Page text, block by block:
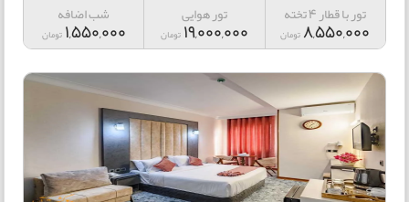
تور با قطار 4 تخته
8,550,000 تومان
تور هوایی
19,000,000تومان
شب اضافه
1,550,000 تومان